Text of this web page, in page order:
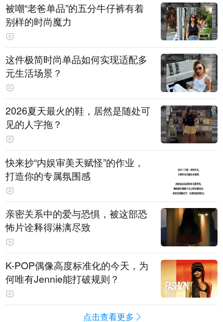
被嘲“老爸单品”的五分牛仔裤有着
别样的时尚魔力
这件极简时尚单品如何实现适配多
元生活场景？
2026夏天最火的鞋，居然是随处可
见的人字拖？
快来抄“内娱审美天赋怪”的作业，
打造你的专属氛围感
亲密关系中的爱与恐惧，被这部恐
怖片诠释得淋漓尽致
K-POP偶像高度标准化的今天，为
何唯有Jennie能打破规则？
点击查看更多